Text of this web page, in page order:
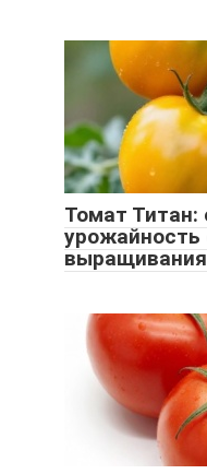
Томат Титан:
урожайность